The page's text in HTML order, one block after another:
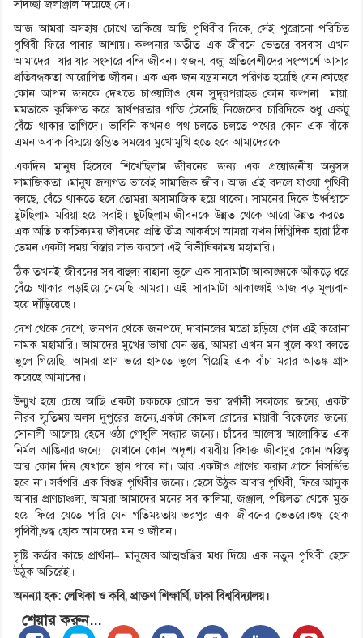
সদিচ্ছা জলাঞ্জলি দিয়েছে সে।
আজ আমরা অসহায় চোখে তাকিয়ে আছি পৃথিবীর দিকে, সেই পুরোনো পরিচিত
পৃথিবী ফিরে পাবার আশায়। কল্পনার অতীত এক জীবনে ভেতরে বসবাস এখন
আমাদের। যার যার সংসারে বন্দি জীবন। স্বজন, বন্ধু, প্রতিবেশীদের সংস্পর্শে আসার
প্রতিবন্ধকতা আরোপিত জীবন। এক এক জন যন্ত্রমানবে পরিণত হয়েছি যেন।কাছের
কোন আপন জনকে দেখতে চাওয়াটাও যেন সুদূরপরাহত কোন কল্পনা। মায়া,
মমতাকে কুক্ষিগত করে স্বার্থপরতার গন্ডি টেনেছি নিজেদের চারিদিকে শুধু একটু
বেঁচে থাকার তাগিদে। ভাবিনি কখনও পথ চলতে চলতে পথের কোন এক বাঁকে
এমন অবাক বিস্ময়ে স্তম্ভিত সময়ের মুখোমুখি হতে হবে আমাদেরকে।
একদিন মানুষ হিসেবে শিখেছিলাম জীবনের জন্য এক প্রয়োজনীয় অনুসঙ্গ
সামাজিকতা ।মানুষ জন্মগত ভাবেই সামাজিক জীব। আজ এই বদলে যাওয়া পৃথিবী
বলছে, বেঁচে থাকতে হলে তোমরা অসামাজিক হয়ে থাকো। সামনের দিকে উর্ধ্বশ্বাসে
ছুটছিলাম মরিয়া হয়ে সবাই। ছুটছিলাম জীবনকে উন্নত থেকে আরো উন্নত করতে।
এক অতি চাকচিক্যময় জীবনের প্রতি তীব্র আকর্ষণে আমরা যখন দিগ্বিদিক হারা ঠিক
তেমন একটা সময় বিস্তার লাভ করলো এই বিভীষিকাময় মহামারি।
ঠিক তখনই জীবনের সব বাহুল্য বাহানা ভুলে এক সাদামাটা আকাঙ্ক্ষাকে আঁকড়ে ধরে
বেঁচে থাকার লড়াইয়ে নেমেছি আমরা। এই সাদামাটা আকাঙ্ক্ষাই আজ বড় মূল্যবান
হয়ে দাঁড়িয়েছে।
দেশ থেকে দেশে, জনপদ থেকে জনপদে, দাবানলের মতো ছড়িয়ে গেল এই করোনা
নামক মহামারি। আমাদের মুখের ভাষা যেন স্তব্ধ, আমরা এখন মন খুলে কথা বলতে
ভুলে গিয়েছি, আমরা প্রাণ ভরে হাসতে ভুলে গিয়েছি।এক বাঁচা মরার আতঙ্ক গ্রাস
করেছে আমাদের।
উন্মুখ হয়ে চেয়ে আছি একটা চকচকে রোদে ভরা স্বর্ণালী সকালের জন্যে, একটা
নীরব স্মৃতিময় অলস দুপুরের জন্যে,একটা কোমল রোদের মায়াবী বিকেলের জন্যে,
সোনালী আলোয় হেসে ওঠা গোধূলি সন্ধ্যার জন্যে। চাঁদের আলোয় আলোকিত এক
নির্মল আঙিনার জন্যে। যেখানে কোন অদৃশ্য বায়বীয় বিষাক্ত জীবাণুর কোন অস্তিত্ব
আর কোন দিন যেখানে স্থান পাবে না। আর একটাও প্রাণের করাল গ্রাসে বিসর্জিত
হবে না। সর্বপরি এক বিশুদ্ধ পৃথিবীর জন্যে। হেসে উঠুক আবার পৃথিবী, ফিরে আসুক
আবার প্রাণচাঞ্চল্য, আমরা আমাদের মনের সব কালিমা, জঞ্জাল, পঙ্কিলতা থেকে মুক্ত
হয়ে ফিরে যেতে পারি যেন গতিময়তায় ভরপুর এক জীবনের ভেতরে।শুদ্ধ হোক
পৃথিবী,শুদ্ধ হোক আমাদের মন ও জীবন।
সৃষ্টি কর্তার কাছে প্রার্থনা– মানুষের আত্মশুদ্ধির মধ্য দিয়ে এক নতুন পৃথিবী হেসে
উঠুক অচিরেই।
অনন্যা হক: লেখিকা ও কবি, প্রাক্তণ শিক্ষার্থি, ঢাকা বিশ্ববিদ্যালয়।
শেয়ার করুন...